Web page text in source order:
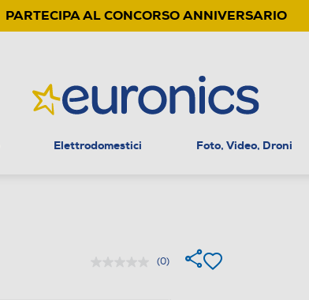
PARTECIPA AL CONCORSO ANNIVERSARIO
Elettrodomestici Foto, Video, Droni
(0)